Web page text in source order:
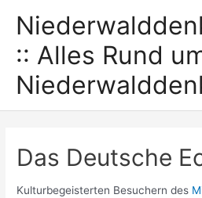
Inhalt
:: Alles Rund
Das Deutsche
Kulturbegeisterten Besuchern des